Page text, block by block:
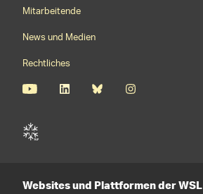
Mitarbeitende
News und Medien
Rechtliches
Websites und Plattformen der WSL